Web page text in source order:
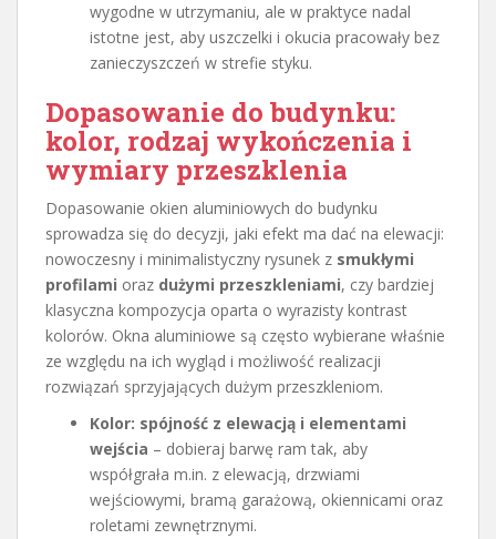
wygodne w utrzymaniu, ale w praktyce nadal
istotne jest, aby uszczelki i okucia pracowały bez
zanieczyszczeń w strefie styku.
Dopasowanie do budynku:
kolor, rodzaj wykończenia i
wymiary przeszklenia
Dopasowanie okien aluminiowych do budynku
sprowadza się do decyzji, jaki efekt ma dać na elewacji:
nowoczesny i minimalistyczny rysunek z smukłymi
profilami oraz dużymi przeszkleniami, czy bardziej
klasyczna kompozycja oparta o wyrazisty kontrast
kolorów. Okna aluminiowe są często wybierane właśnie
ze względu na ich wygląd i możliwość realizacji
rozwiązań sprzyjających dużym przeszkleniom.
Kolor: spójność z elewacją i elementami
wejścia – dobieraj barwę ram tak, aby
współgrała m.in. z elewacją, drzwiami
wejściowymi, bramą garażową, okiennicami oraz
roletami zewnętrznymi.